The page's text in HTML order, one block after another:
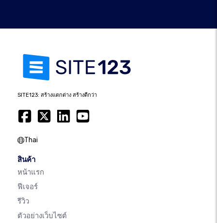
SITE123: สร้างแตกต่าง สร้างดีกว่า
Thai
สินค้า
หน้าแรก
ฟีเจอร์
รีวิว
ตัวอย่างเว็บไซต์